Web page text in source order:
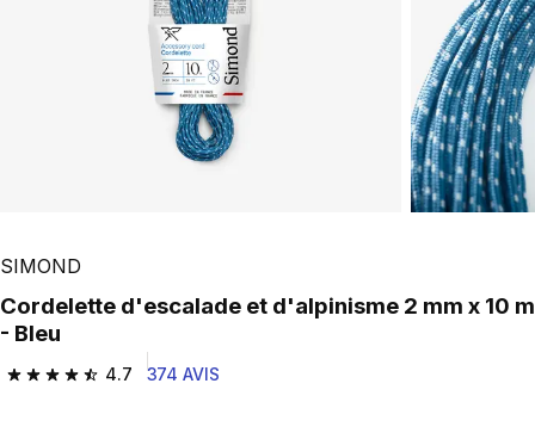
SIMOND
Cordelette d'escalade et d'alpinisme 2 mm x 10 m
- Bleu
4.7
4.7 out of 5 stars from 374 reviews
374 AVIS